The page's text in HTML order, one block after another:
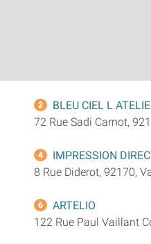
2
BLEU CIEL L
72 Rue Sadi Carnot,
4
IMPRESSION
8 Rue Diderot, 92170,
6
ARTELIO
122 Rue Paul Vaillant